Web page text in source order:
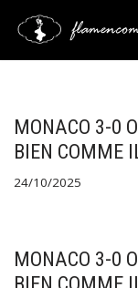
Saltar
MONACO 3-0
BIEN COMME
24/10/2025
MONACO 3-0
BIEN COMME